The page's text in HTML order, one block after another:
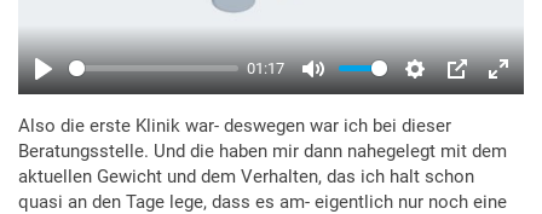
Also die erste Klinik war- deswegen war ich bei dieser
Beratungsstelle. Und die haben mir dann nahegelegt mit dem
aktuellen Gewicht und dem Verhalten, das ich halt schon
quasi an den Tage lege, dass es am- eigentlich nur noch eine